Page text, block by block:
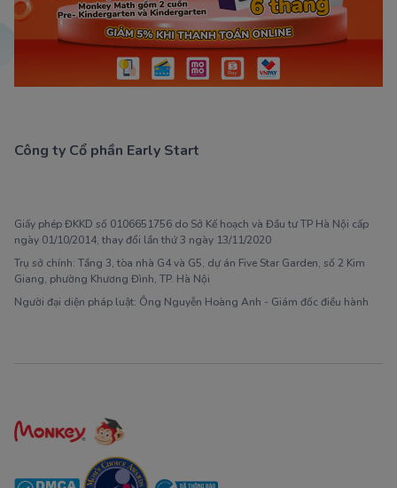
Công ty Cổ phần Early Start
Giấy phép ĐKKD số 0106651756 do Sở Kế hoạch và Đầu tư TP Hà Nội cấp
ngày 01/10/2014, thay đổi lần thứ 3 ngày 13/11/2020
Trụ sở chính: Tầng 3, tòa nhà G4 và G5, dự án Five Star Garden, số 2 Kim
Giang, phường Khương Đình, TP. Hà Nội
Người đại diện pháp luật: Ông Nguyễn Hoàng Anh - Giám đốc điều hành